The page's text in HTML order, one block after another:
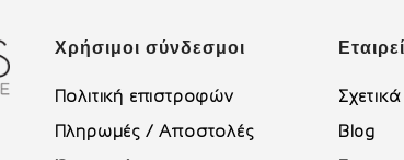
Χρήσιμοι σύνδεσμοι
Πολιτική επιστροφών
Πληρωμές / Αποστολές
Blog